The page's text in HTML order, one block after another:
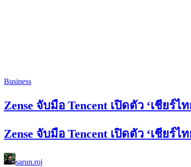
Business
Zense จับมือ Tencent เปิดตัว ‘เชีย
Zense จับมือ Tencent เปิดตัว ‘เชีย
sarun.roj